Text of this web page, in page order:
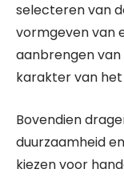
selecteren van
vormgeven van
aanbrengen
karakter van
Bovendien
duurzaamheid
kiezen voor